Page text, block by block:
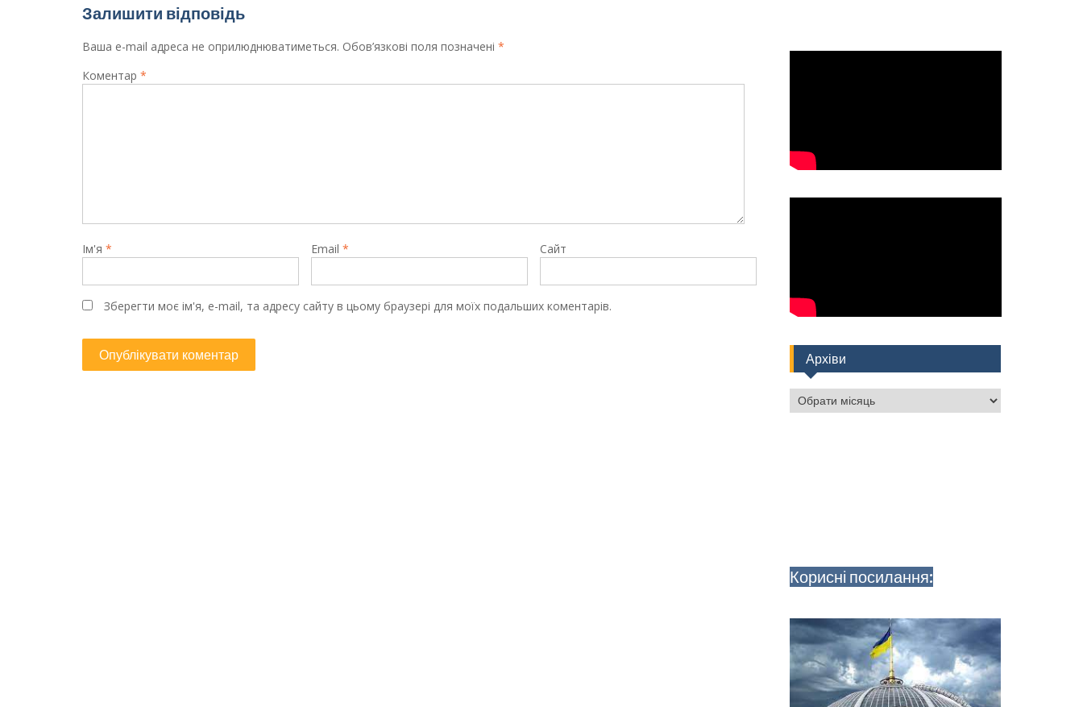
Залишити відповідь
Ваша e-mail адреса не оприлюднюватиметься. Обов’язкові поля позначені *
Коментар *
Ім'я * Email * Сайт
Зберегти моє ім'я, e-mail, та адресу сайту в цьому браузері для моїх подальших коментарів.
Архіви
Архіви
Корисні посилання: